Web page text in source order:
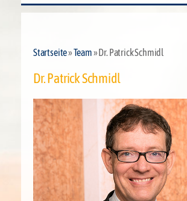
Startseite»Team» Dr. Patrick Schmidl
Dr. Patrick Schmidl